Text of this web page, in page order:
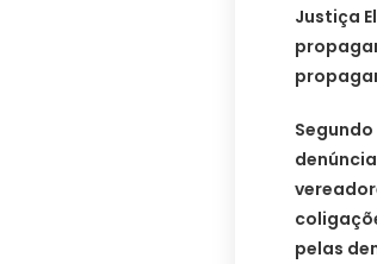
Justiça
pelas